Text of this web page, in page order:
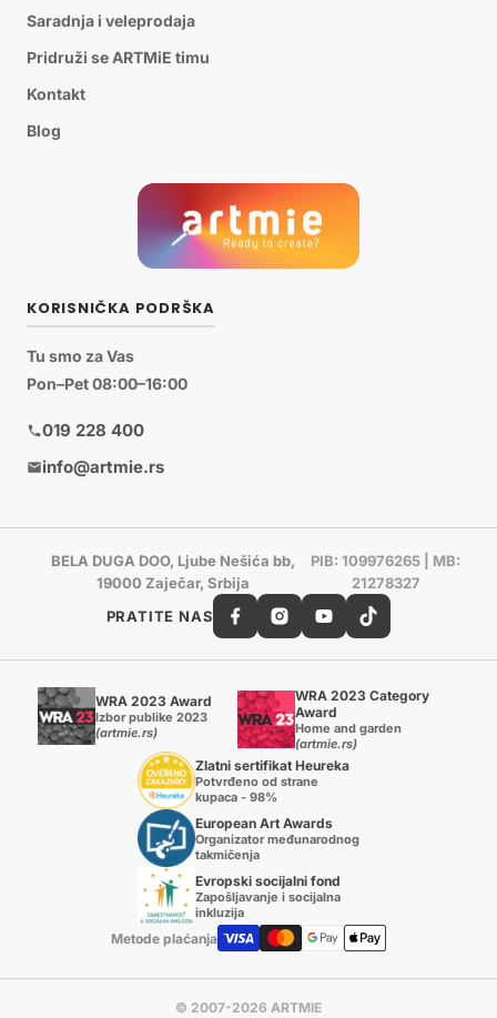
Saradnja i veleprodaja
Pridruži se ARTMiE timu
Kontakt
Blog
KORISNIČKA PODRŠKA
Tu smo za Vas
Pon–Pet 08:00–16:00
019 228 400
info@artmie.rs
BELA DUGA DOO, Ljube Nešića bb,
19000 Zaječar, Srbija
PIB: 109976265 | MB:
21278327
PRATITE NAS
WRA 2023 Award
Izbor publike 2023
(artmie.rs)
WRA 2023 Category
Award
Home and garden
(artmie.rs)
Zlatni sertifikat Heureka
Potvrđeno od strane
kupaca - 98%
European Art Awards
Organizator međunarodnog
takmičenja
Evropski socijalni fond
Zapošljavanje i socijalna
inkluzija
Metode plaćanja
© 2007-2026 ARTMIE